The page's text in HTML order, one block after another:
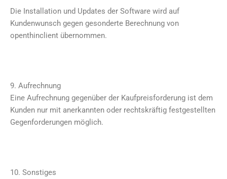
Die Installation und Updates der Software wird auf
Kundenwunsch gegen gesonderte Berechnung von
openthinclient übernommen.
9. Aufrechnung
Eine Aufrechnung gegenüber der Kaufpreisforderung ist dem
Kunden nur mit anerkannten oder rechtskräftig festgestellten
Gegenforderungen möglich.
10. Sonstiges